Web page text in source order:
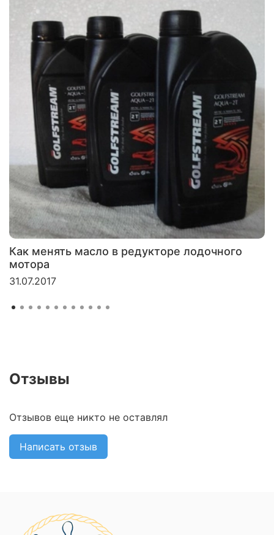
Как менять масло в редукторе лодочного
мотора
31.07.2017
Отзывы
Отзывов еще никто не оставлял
Написать отзыв